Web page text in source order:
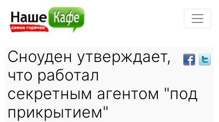
Сноуден утверждает,
что работал
секретным агентом "под
прикрытием"